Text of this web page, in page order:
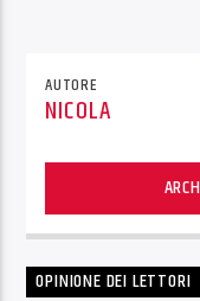
AUTORE
NICOLA
OPINIONE DEI LETTORI